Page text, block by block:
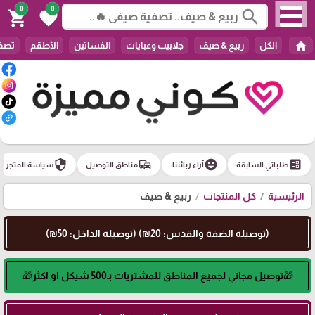
search
0
favorite
0
shopping_cart
home الكل ربيع & صيف جلابيب وعبايات الفساتين الأطقم
ballotطلباتي السابقة emoji_emotionsآراء زبائننا: commuteمناطق التوصيل securityسياسة المتجر
الرئيسية كل المنتجات ربيع & صيف
(توصيلة الضفة والقدس: 20₪) (توصيلة الداخل: 50₪)
🎁توصيل مجاني لجميع المناطق للمشتريات بـ500 شيكل او اكثر🎁